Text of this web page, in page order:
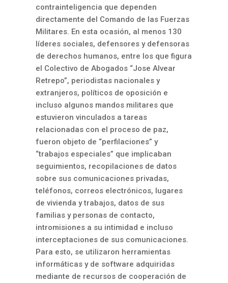
contrainteligencia que dependen
directamente del Comando de las Fuerzas
Militares. En esta ocasión, al menos 130
líderes sociales, defensores y defensoras
de derechos humanos, entre los que figura
el Colectivo de Abogados “Jose Alvear
Retrepo”, periodistas nacionales y
extranjeros, políticos de oposición e
incluso algunos mandos militares que
estuvieron vinculados a tareas
relacionadas con el proceso de paz,
fueron objeto de “perfilaciones” y
“trabajos especiales” que implicaban
seguimientos, recopilaciones de datos
sobre sus comunicaciones privadas,
teléfonos, correos electrónicos, lugares
de vivienda y trabajos, datos de sus
familias y personas de contacto,
intromisiones a su intimidad e incluso
interceptaciones de sus comunicaciones.
Para esto, se utilizaron herramientas
informáticas y de software adquiridas
mediante de recursos de cooperación de